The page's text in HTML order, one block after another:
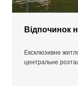
Відпочинок
Ексклюзивне
центральне